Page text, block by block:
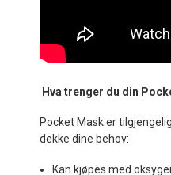
Hva trenger du din
Pocket Mask er
dekke dine behov:
Kan kjøpes med